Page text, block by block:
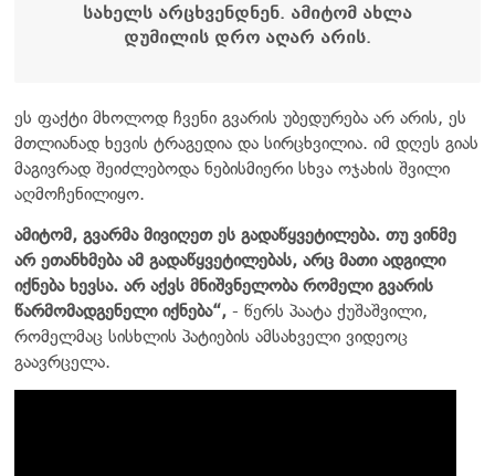
სახელს არცხვენდნენ. ამიტომ ახლა
დუმილის დრო აღარ არის.
ეს ფაქტი მხოლოდ ჩვენი გვარის უბედურება არ არის, ეს
მთლიანად ხევის ტრაგედია და სირცხვილია. იმ დღეს გიას
მაგივრად შეიძლებოდა ნებისმიერი სხვა ოჯახის შვილი
აღმოჩენილიყო.
ამიტომ, გვარმა მივიღეთ ეს გადაწყვეტილება. თუ ვინმე
არ ეთანხმება ამ გადაწყვეტილებას, არც მათი ადგილი
იქნება ხევსა. არ აქვს მნიშვნელობა რომელი გვარის
წარმომადგენელი იქნება“, - წერს პაატა ქუშაშვილი,
რომელმაც სისხლის პატიების ამსახველი ვიდეოც
გაავრცელა.